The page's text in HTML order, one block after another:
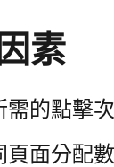
素
的點擊次
面分配數